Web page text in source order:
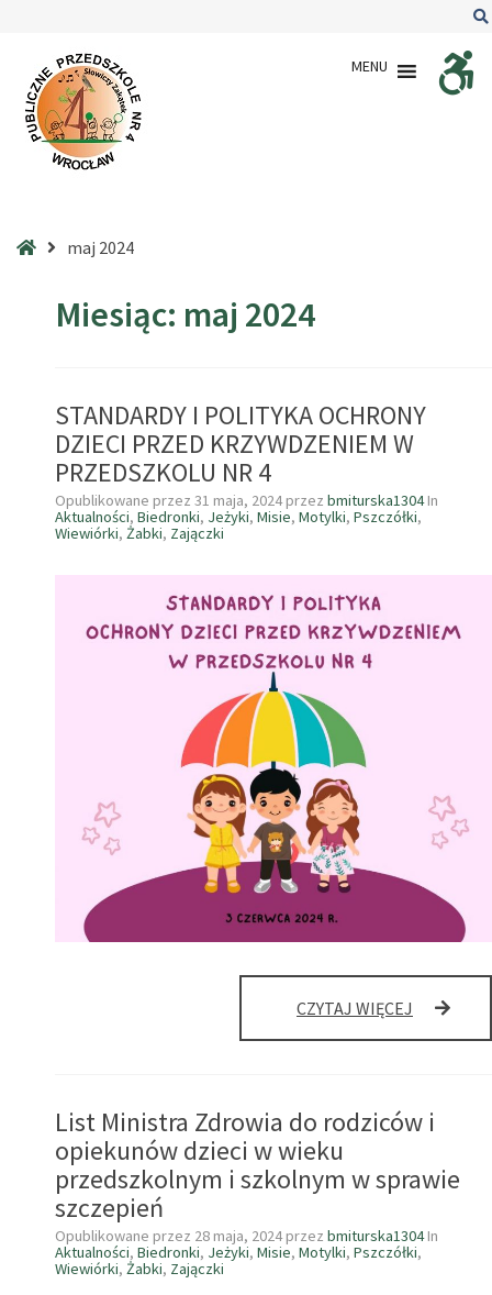
maj
MENU
Stronamaj 2024
Miesiąc: maj 2024
STANDARDY I POLITYKA OCHRONY
DZIECI PRZED KRZYWDZENIEM W
PRZEDSZKOLU NR 4
Opublikowane przez 31 maja, 2024 przez bmiturska1304In
Aktualności, Biedronki, Jeżyki, Misie, Motylki, Pszczółki,
Wiewiórki, Żabki, Zajączki
CZYTAJ WIĘCEJ
PRZED
4
List Ministra Zdrowia do rodziców i
opiekunów dzieci w wieku
przedszkolnym i szkolnym w sprawie
szczepień
Opublikowane przez 28 maja, 2024 przez bmiturska1304In
Aktualności, Biedronki, Jeżyki, Misie, Motylki, Pszczółki,
Wiewiórki, Żabki, Zajączki